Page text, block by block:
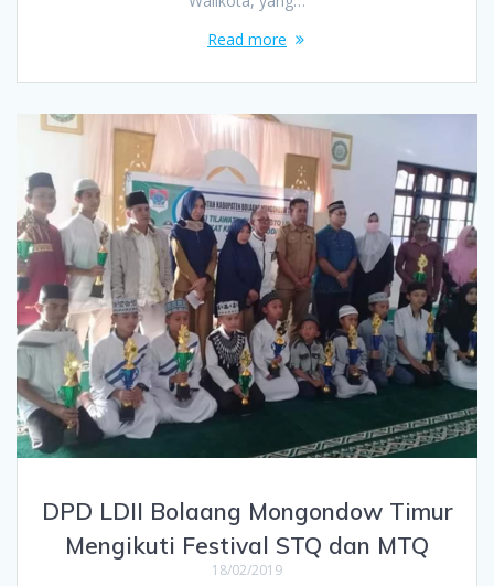
Read more
DPD LDII Bolaang Mongondow Timur
Mengikuti Festival STQ dan MTQ
18/02/2019